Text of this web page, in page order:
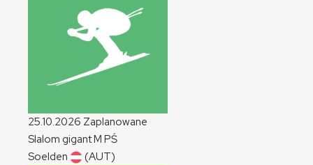
25.10.2026 Zaplanowane
Slalom gigantM PŚ
Soelden
(AUT)